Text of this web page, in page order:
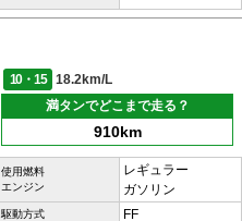
10・15
18.2km/L
満タンでどこまで走る？
910km
使用燃料
エンジン
レギュラー
ガソリン
駆動方式 FF